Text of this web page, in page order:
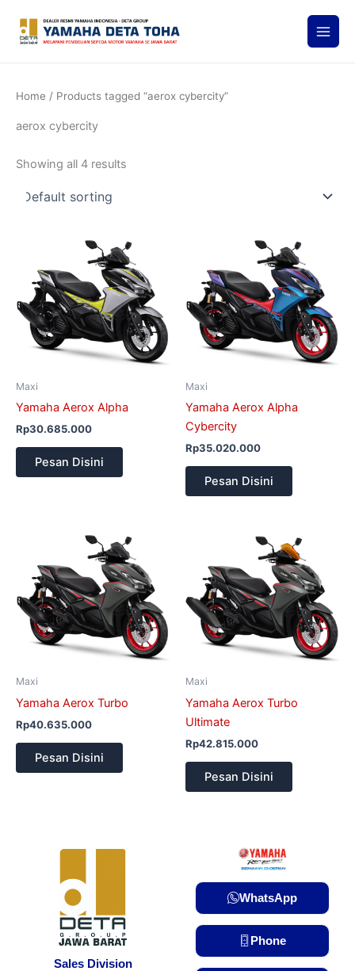
content
Home / Products tagged “aerox cybercity”
aerox cybercity
Showing all 4 results
Maxi
Yamaha Aerox Alpha
Rp30.685.000
Pesan Disini
Maxi
Yamaha Aerox Alpha
Cybercity
Rp35.020.000
Pesan Disini
Maxi
Yamaha Aerox Turbo
Rp40.635.000
Pesan Disini
Maxi
Yamaha Aerox Turbo
Ultimate
Rp42.815.000
Pesan Disini
Sales Division
WhatsApp
Phone